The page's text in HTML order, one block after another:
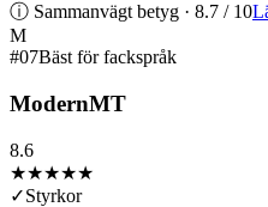
ⓘ Sammanvägt betyg · 8.7 / 10
M
#07Bäst för fackspråk
ModernMT
8.6
★★★★★
✓Styrkor